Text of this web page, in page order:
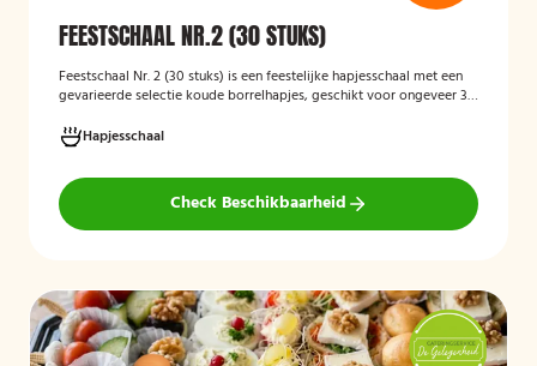
FEESTSCHAAL NR.2 (30 STUKS)
Feestschaal Nr. 2 (30 stuks) is een feestelijke hapjesschaal met een
gevarieerde selectie koude borrelhapjes, geschikt voor ongeveer 30
feestelijke gelegenheden en biedt een gemakkelijke, kant-en-klare
oplossing voor het serveren van smakelijke hapjes aan uw gasten.
Hapjesschaal
Check Beschikbaarheid